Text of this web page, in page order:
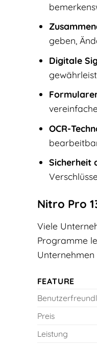
geben,
Digitale
OCR-
Sicherheit
Nitro Pro
Viele
Programme
FEATURE
Preis
Leistung